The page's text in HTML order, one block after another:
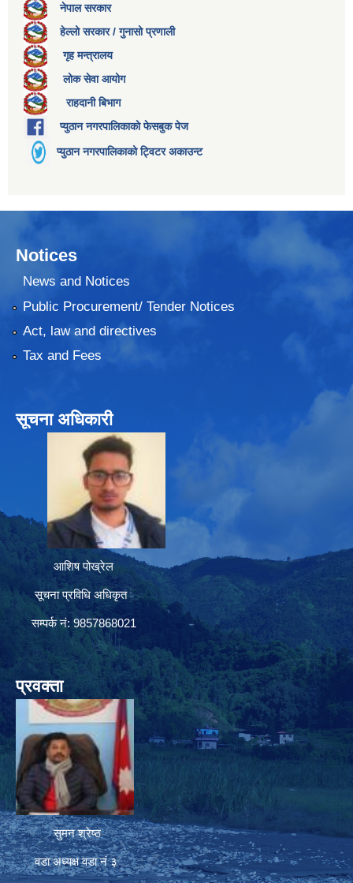
नेपाल सरकार
हेल्लो सरकार / गुनासो प्रणाली
गृह मन्त्रालय
लोक सेवा आयोग
राहदानी बिभाग
प्युठान नगरपालिकाको फेसबुक पेज
प्युठान नगरपालिकाको ट्विटर अकाउन्ट
Notices
News and Notices
Public Procurement/ Tender Notices
Act, law and directives
Tax and Fees
सूचना अधिकारी
आशिष पोख्रेल
सूचना प्रविधि अधिकृत
सम्पर्क नं: 9857868021
प्रवक्ता
सुमन श्रेष्ठ
वडा अध्यक्ष वडा नं ३